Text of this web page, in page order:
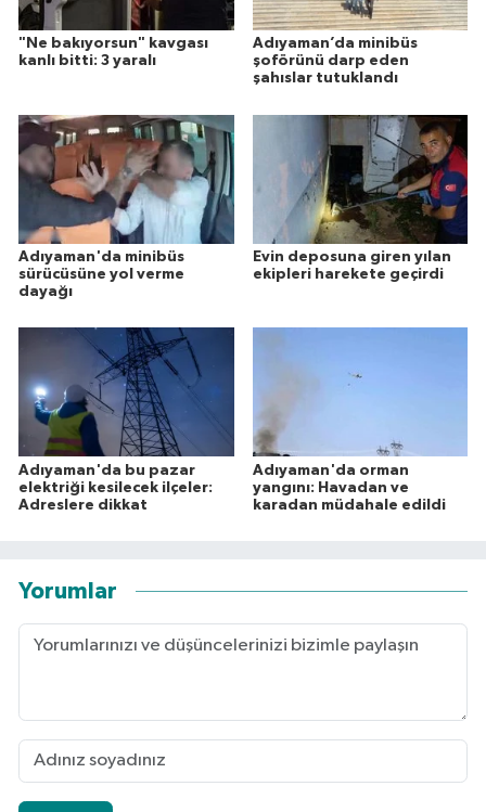
"Ne bakıyorsun" kavgası
kanlı bitti: 3 yaralı
Adıyaman’da minibüs
şoförünü darp eden
şahıslar tutuklandı
Adıyaman'da minibüs
sürücüsüne yol verme
dayağı
Evin deposuna giren yılan
ekipleri harekete geçirdi
Adıyaman'da bu pazar
elektriği kesilecek ilçeler:
Adreslere dikkat
Adıyaman'da orman
yangını: Havadan ve
karadan müdahale edildi
Yorumlar